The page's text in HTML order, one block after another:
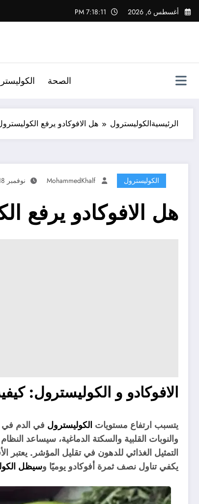
التجاوز
إلى
أغسطس 6, 2026 7:18:12 PM
الصحة
الرئيسيةالكوليسترول هل الافوكادو يرفع
الكوليسترول MohammedKhalf نوفمبر 18, 2020
هل الافوكادو يرفع
الافوكادو و الكوليسترول:
يتسبب ارتفاع مستويات الكوليسترول في الدم في
والنوبات القلبية والسكتة الدماغية، سيساعد
التمثيل الغذائي للدهون في تقليل المؤشر. يعتبر
يكفي تناول نصف ثمرة أفوكادو يوميًا وسيظل